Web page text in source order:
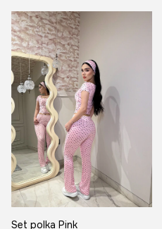
Set polka Pink